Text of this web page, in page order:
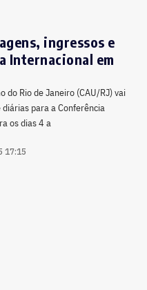
ingressos e
Internacional em
do Rio de Janeiro (CAU/RJ) vai
para a Conferência
os dias 4 a
17:15